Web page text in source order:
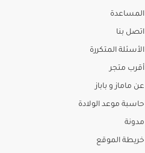
المساعدة
اتصل بنا
الأسئلة المتكررة
أقرب متجر
عن ماماز و باباز
حاسبة موعد الولادة
مدونة
خريطة الموقع